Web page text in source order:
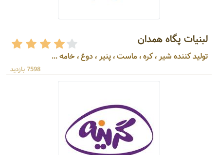
لبنیات پگاه همدان
تولید کننده شیر ، کره ، ماست ، پنیر ، دوغ ، خامه ...
7598 بازدید